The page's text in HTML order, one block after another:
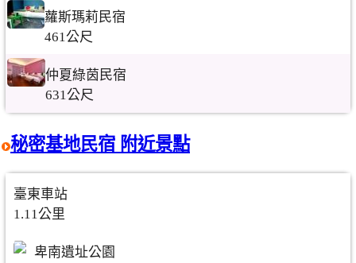
蘿斯瑪莉民宿
461公尺
仲夏綠茵民宿
631公尺
秘密基地民宿 附近景點
臺東車站
1.11公里
卑南遺址公園